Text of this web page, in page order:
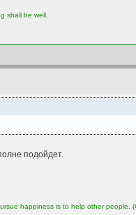
shall be well.
подойдет.
happiness is to help other people.